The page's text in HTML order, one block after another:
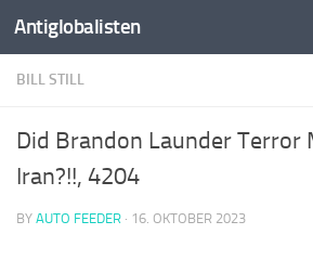
Antiglobalisten
BILL STILL
Did Brandon Launder Terror
Iran?!!, 4204
BY AUTO FEEDER · 16. OKTOBER 2023